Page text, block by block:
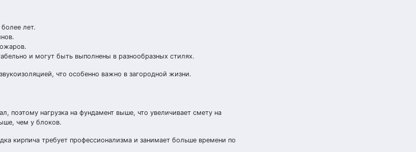
лет.
и могут быть выполнены в разнообразных стилях.
что особенно важно в загородной жизни.
нагрузка на фундамент выше, что увеличивает смету на
чем у блоков.
кирпича требует профессионализма и занимает больше времени по